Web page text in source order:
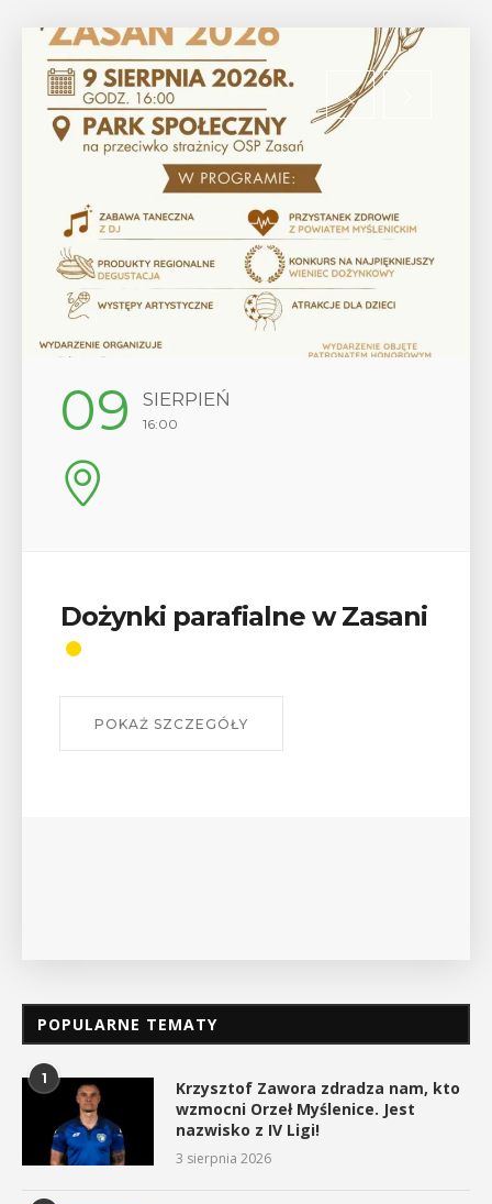
12 SIERPIEŃ
Wykład „Jak zdobyć
W środę 12 sierpnia o godz. 17 w Miejskiej
POPULARNE TEMATY
1
Krzysztof Zawora zdradza nam, kto
wzmocni Orzeł Myślenice. Jest
nazwisko z IV Ligi!
3 sierpnia 2026